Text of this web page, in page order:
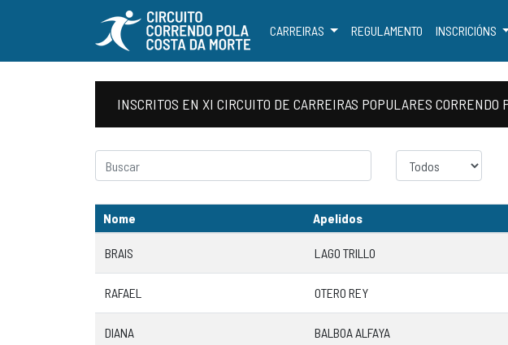
CARREIRAS REGULAMENTO INSCRICIÓNS
INSCRITOS EN XI CIRCUITO DE CARREIRAS POPULARES CORRENDO
Sexo
Nome Apelidos
BRAIS LAGO TRILLO
RAFAEL OTERO REY
DIANA BALBOA ALFAYA